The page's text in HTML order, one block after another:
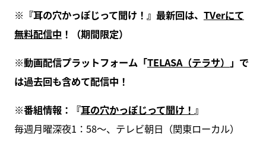
※『耳の穴かっぽじって聞け！』最新回は、 TVerにて
無料配信中 ！（期間限定）
※動画配信プラットフォーム「TELASA（テラサ） 」で
は過去回も含めて配信中！
※番組情報：『耳の穴かっぽじって聞け！ 』
毎週月曜深夜1：58～、テレビ朝日（関東ローカル）